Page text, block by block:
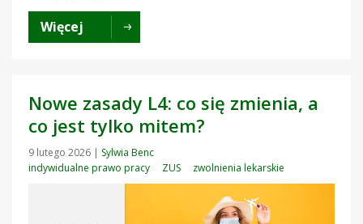
Więcej
Nowe zasady L4: co się zmienia, a
co jest tylko mitem?
9 lutego 2026 | Sylwia Benc
indywidualne prawo pracy
ZUS zwolnienia lekarskie